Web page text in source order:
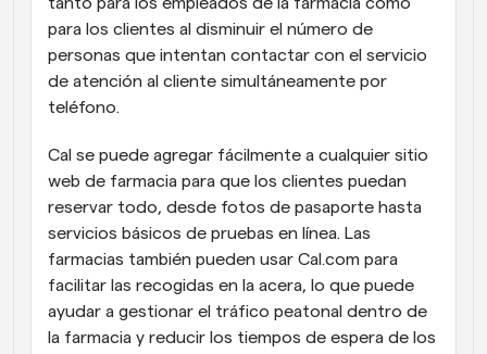
para los clientes al disminuir el número de
personas que intentan contactar con el servicio
de atención al cliente simultáneamente por
teléfono.
Cal se puede agregar fácilmente a cualquier sitio
web de farmacia para que los clientes puedan
reservar todo, desde fotos de pasaporte hasta
servicios básicos de pruebas en línea. Las
farmacias también pueden usar Cal.com para
facilitar las recogidas en la acera, lo que puede
ayudar a gestionar el tráfico peatonal dentro de
la farmacia y reducir los tiempos de espera de los